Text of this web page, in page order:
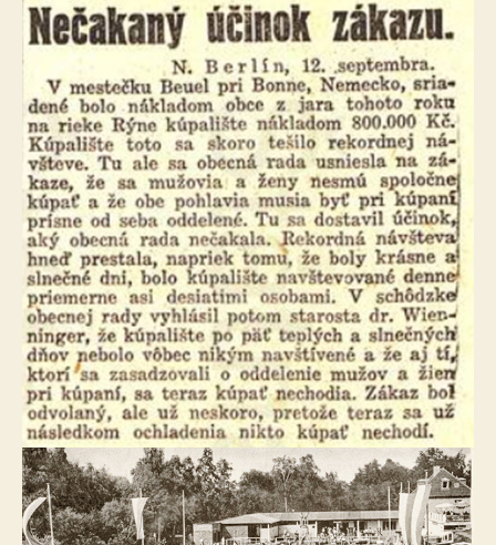
mohlo
byť?